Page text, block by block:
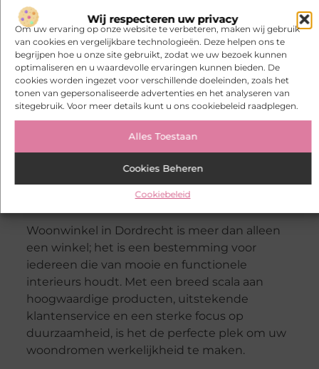
Wij respecteren uw privacy
Om uw ervaring op onze website te verbeteren, maken wij gebruik
van cookies en vergelijkbare technologieën. Deze helpen ons te
begrijpen hoe u onze site gebruikt, zodat we uw bezoek kunnen
optimaliseren en u waardevolle ervaringen kunnen bieden. De
cookies worden ingezet voor verschillende doeleinden, zoals het
tonen van gepersonaliseerde advertenties en het analyseren van
sitegebruik. Voor meer details kunt u ons cookiebeleid raadplegen.
Alles Toestaan
Cookies Beheren
Cookiebeleid
inspiratie en updates. Deel uw eigen foto’s en
verhalen met onze hashtag en word
onderdeel van onze groeiende community.
Evenementen
Houd onze evenementenkalender in de
gaten voor aankomende workshops, lezingen
en andere speciale gebeurtenissen. Er is altijd
iets leuks en leerzaams te beleven bij
Woonwinkel in Dordrecht.
Slotgedachten
Woonwinkel in Dordrecht is meer dan alleen
een winkel; het is een bestemming voor
iedereen die van mooie en functionele
interieurs houdt. Met een breed scala aan
hoogwaardige producten, uitstekende
klantenservice en een sterke focus op
duurzaamheid, is het de perfecte plek om uw
woondromen werkelijkheid te maken.